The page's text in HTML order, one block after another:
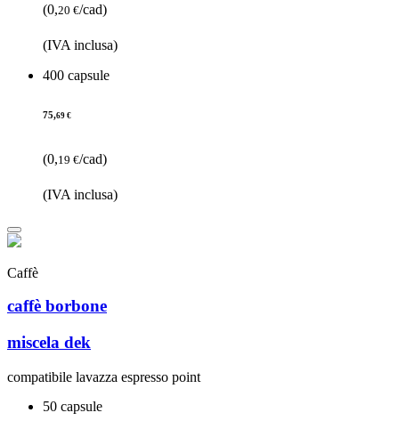
(0,20 €/cad)
(IVA inclusa)
400 capsule
75,69 €
(0,19 €/cad)
(IVA inclusa)
Caffè
caffè borbone
miscela dek
compatibile lavazza espresso point
50 capsule